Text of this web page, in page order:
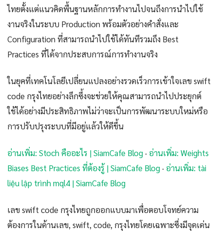
ไทยตั้งแต่แนวคิดพื้นฐานหลักการทำงานไปจนถึงการนำไปใช้
งานจริงในระบบ Production พร้อมตัวอย่างคำสั่งและ
Configuration ที่สามารถนำไปใช้ได้ทันทีรวมถึง Best
Practices ที่ได้จากประสบการณ์การทำงานจริง
ในยุคที่เทคโนโลยีเปลี่ยนแปลงอย่างรวดเร็วการเข้าใจเลข swift
code กรุงไทยอย่างลึกซึ้งจะช่วยให้คุณสามารถนำไปประยุกต์
ใช้ได้อย่างมีประสิทธิภาพไม่ว่าจะเป็นการพัฒนาระบบใหม่หรือ
การปรับปรุงระบบที่มีอยู่แล้วให้ดีขึ้น
อ่านเพิ่ม: Stoch คืออะไร | SiamCafe Blog · อ่านเพิ่ม: Weights
Biases Best Practices ที่ต้องรู้ | SiamCafe Blog · อ่านเพิ่ม: tài
liệu lập trình mql4 | SiamCafe Blog
เลข swift code กรุงไทยถูกออกแบบมาเพื่อตอบโจทย์ความ
ต้องการในด้านเลข, swift, code, กรุงไทยโดยเฉพาะซึ่งมีจุดเด่น